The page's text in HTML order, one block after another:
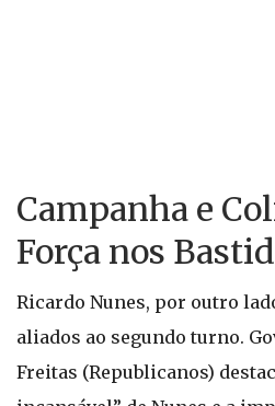
Campanha e
Força nos
Ricardo Nunes, por outro
aliados ao segundo turno.
Freitas (Republicanos)